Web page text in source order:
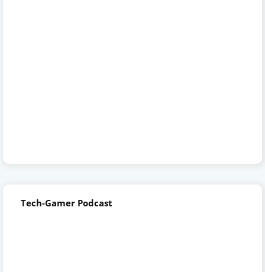
Tech-Gamer Podcast